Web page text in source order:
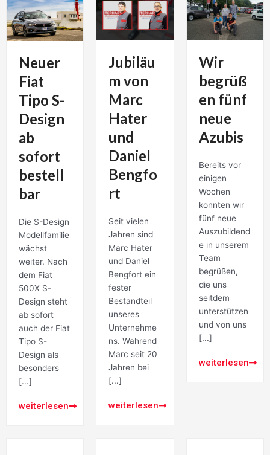
Neuer
Fiat
Tipo S-
Design
ab
sofort
bestell
bar
Die S-Design
Modellfamilie
wächst
weiter. Nach
dem Fiat
500X S-
Design steht
ab sofort
auch der Fiat
Tipo S-
Design als
besonders
[...]
weiterlesen
Jubiläu
m von
Marc
Hater
und
Daniel
Bengfo
rt
Seit vielen
Jahren sind
Marc Hater
und Daniel
Bengfort ein
fester
Bestandteil
unseres
Unternehme
ns. Während
Marc seit 20
Jahren bei
[...]
weiterlesen
Wir
begrüß
en fünf
neue
Azubis
Bereits vor
einigen
Wochen
konnten wir
fünf neue
Auszubildend
e in unserem
Team
begrüßen,
die uns
seitdem
unterstützen
und von uns
[...]
weiterlesen